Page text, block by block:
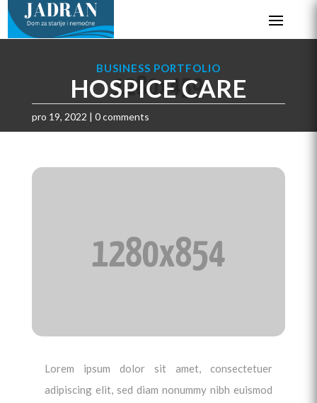
BUSINESS PORTFOLIO
HOSPICE CARE
pro 19, 2022 | 0 comments
Lorem ipsum dolor sit amet, consectetuer
adipiscing elit, sed diam nonummy nibh euismod